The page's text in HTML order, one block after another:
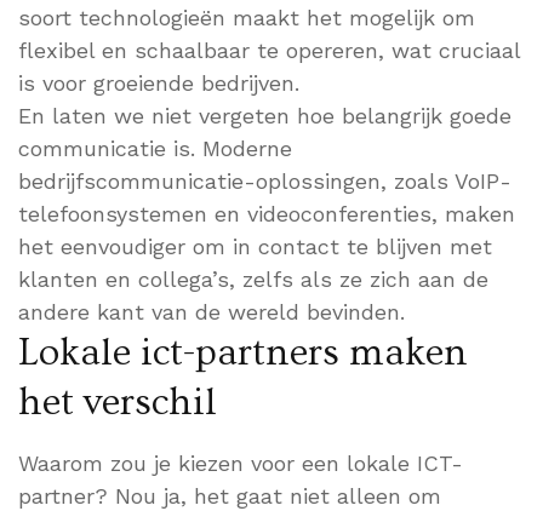
soort technologieën maakt het mogelijk om
flexibel en schaalbaar te opereren, wat cruciaal
is voor groeiende bedrijven.
En laten we niet vergeten hoe belangrijk goede
communicatie is. Moderne
bedrijfscommunicatie-oplossingen, zoals VoIP-
telefoonsystemen en videoconferenties, maken
het eenvoudiger om in contact te blijven met
klanten en collega’s, zelfs als ze zich aan de
andere kant van de wereld bevinden.
Lokale ict-partners maken
het verschil
Waarom zou je kiezen voor een lokale ICT-
partner? Nou ja, het gaat niet alleen om